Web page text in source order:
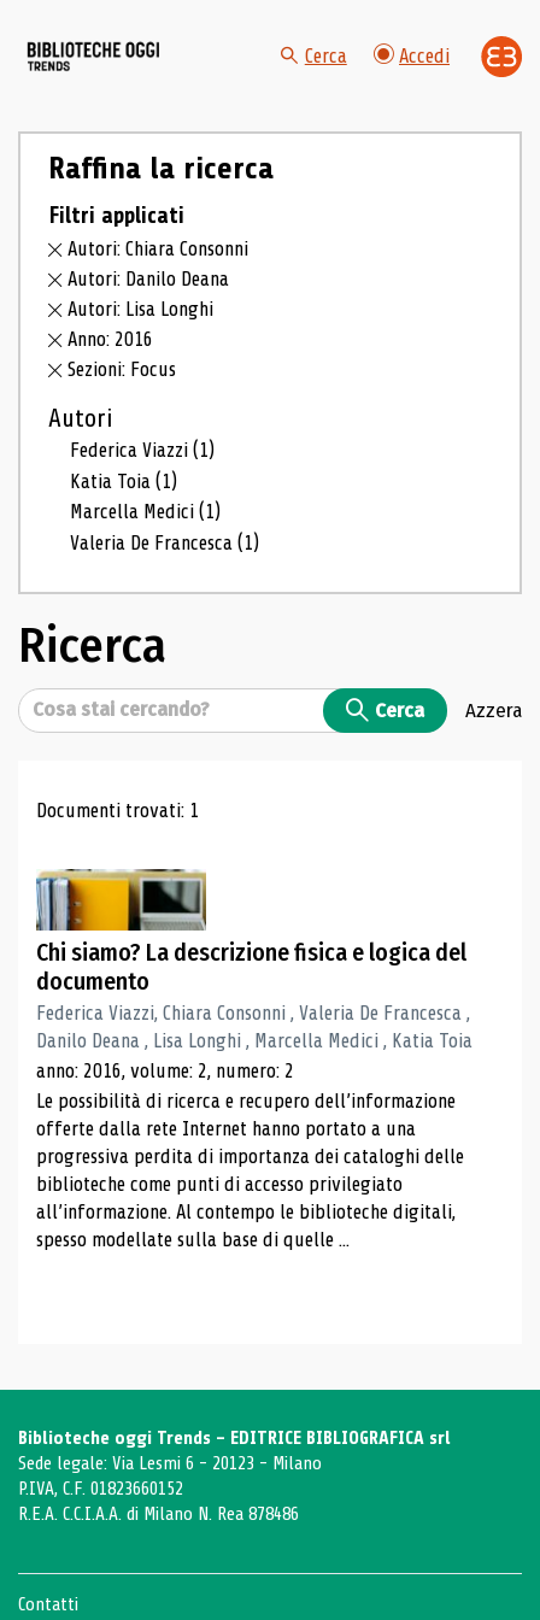
Cerca Accedi
Raffina la ricerca
Filtri applicati
Autori: Chiara Consonni
Autori: Danilo Deana
Autori: Lisa Longhi
Anno: 2016
Sezioni: Focus
Autori
Federica Viazzi(1)
Katia Toia(1)
Marcella Medici(1)
Valeria De Francesca(1)
Ricerca
Cerca Cerca Azzera
Risultati di ricerca
Documenti trovati: 1
Chi siamo? La descrizione fisica e logica del
documento
Federica Viazzi, Chiara Consonni , Valeria De Francesca ,
Danilo Deana , Lisa Longhi , Marcella Medici , Katia Toia
anno: 2016, volume: 2, numero: 2
Le possibilità di ricerca e recupero dell’informazione
offerte dalla rete Internet hanno portato a una
progressiva perdita di importanza dei cataloghi delle
biblioteche come punti di accesso privilegiato
all’informazione. Al contempo le biblioteche digitali,
spesso modellate sulla base di quelle ...
Biblioteche oggi Trends - EDITRICE BIBLIOGRAFICA srl
Sede legale: Via Lesmi 6 - 20123 - Milano
P.IVA, C.F. 01823660152
R.E.A. C.C.I.A.A. di Milano N. Rea 878486
Contatti